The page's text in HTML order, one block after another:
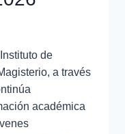
de
a través
académica